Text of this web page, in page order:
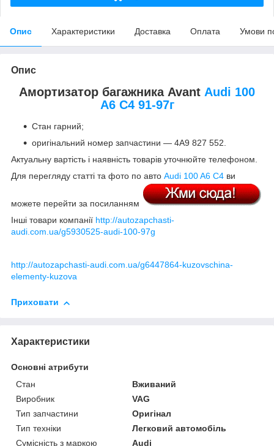
Опис Характеристики Доставка Оплата Умови
Опис
Амортизатор багажника Avant Audi 100
A6 C4 91-97г
Стан гарний;
оригінальний номер запчастини — 4A9 827 552.
Актуальну вартість і наявність товарів уточнюйте телефоном.
Для перегляду статті та фото по авто Audi 100 A6 C4 ви
можете перейти за посиланням
Інші товари компанії http://autozapchasti-
audi.com.ua/g5930525-audi-100-97g
http://autozapchasti-audi.com.ua/g6447864-kuzovschina-
elementy-kuzova
Приховати
Характеристики
Основні атрибути
Стан
Вживаний
Виробник
VAG
Тип запчастини
Оригінал
Тип техніки
Легковий автомобіль
Сумісність з маркою
Audi